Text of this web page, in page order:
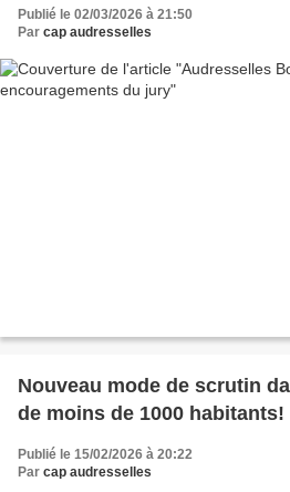
Publié le 02/03/2026 à 21:50
Par cap audresselles
Nouveau mode de scrutin
de moins de 1000 habitants!
Publié le 15/02/2026 à 20:22
Par cap audresselles